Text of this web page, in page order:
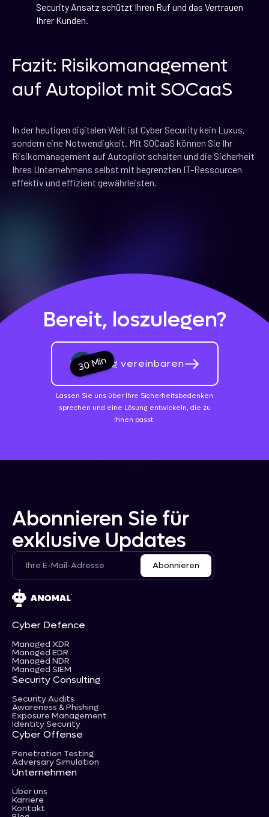
Security Ansatz schützt Ihren Ruf und das Vertrauen
Ihrer Kunden.
Fazit: Risikomanagement
auf Autopilot mit SOCaaS
In der heutigen digitalen Welt ist Cyber Security kein Luxus,
sondern eine Notwendigkeit. Mit SOCaaS können Sie Ihr
Risikomanagement auf Autopilot schalten und die Sicherheit
Ihres Unternehmens selbst mit begrenzten IT-Ressourcen
effektiv und effizient gewährleisten.
Bereit, loszulegen?
Beratung vereinbaren
30 Min
Lassen Sie uns über Ihre Sicherheitsbedenken
sprechen und eine Lösung entwickeln, die zu
Ihnen passt.
Abonnieren Sie für
exklusive Updates
Cyber Defence
Managed XDR
Managed EDR
Managed NDR
Managed SIEM
Security Consulting
Security Audits
Awareness & Phishing
Exposure Management
Identity Security
Cyber Offense
Penetration Testing
Adversary Simulation
Unternehmen
Über uns
Karriere
Kontakt